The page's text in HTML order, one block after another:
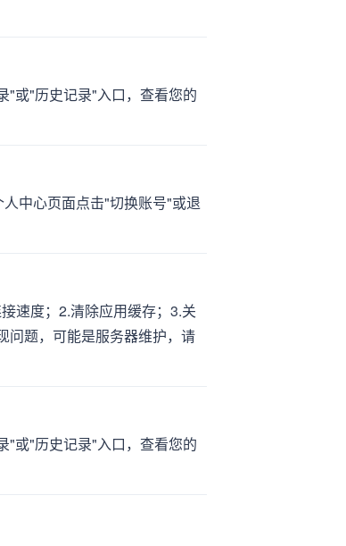
"或"历史记录"入口，查看您的
中心页面点击"切换账号"或退
速度；2.清除应用缓存；3.关
问题，可能是服务器维护，请
"或"历史记录"入口，查看您的